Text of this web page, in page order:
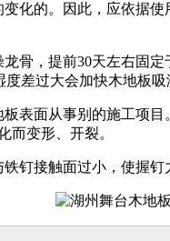
化的。因此，应依据
骨，提前30天左右固
差过大会加快木地板
表面从事别的施工项
而变形、开裂。
钉接触面过小，使握